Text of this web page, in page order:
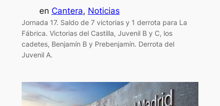
en Cantera, Noticias
Jornada 17. Saldo de 7 victorias y 1 derrota para La
Fábrica. Victorias del Castilla, Juvenil B y C, los
cadetes, Benjamín B y Prebenjamín. Derrota del
Juvenil A.